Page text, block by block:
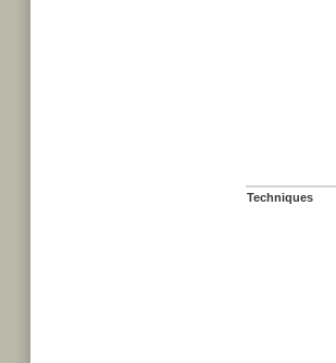
Techniques